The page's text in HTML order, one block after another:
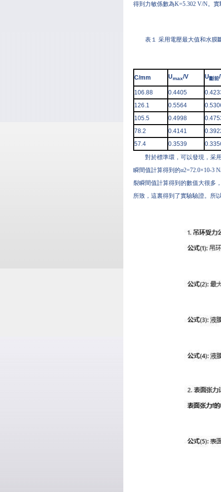
得到力敏係數為K=5.302 V/N。
表１ 采用電壓最大值和水膜
C/mm Umax/V U斷前
106.88 0.4405
126.1
0.5564
105.5
0.4998
78.2
0.4141
57.4
0.3539
對於標準環，可以發現，采
瞬間值計算得到的α2=72.0×10-3
裂瞬間值計算得到的數值大很多
所致，這裏得到了實驗驗證。所